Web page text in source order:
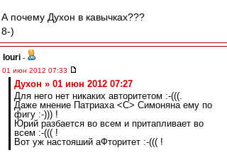
А почему Духон в кавычках???
8-)
Iouri -
01 июн 2012 07:33
Духон » 01 июн 2012 07:27
Для него нет никаких авторитетом :-(((.
Даже мнение Патриаха <C> Симоняна ему по
фигу :-))) !
Юрий разбается во всем и притапливает во
всем :-((( !
Вот уж настояший аФторитет :-((( !